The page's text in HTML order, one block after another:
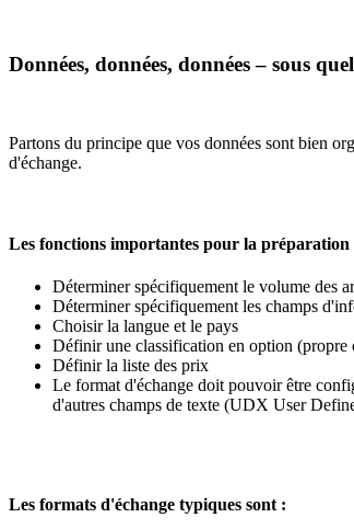
Données, données, données – sous
Partons du principe que vos données sont bien
d'échange.
Les fonctions importantes pour la préparation
Déterminer spécifiquement le volume des
Déterminer spécifiquement les champs
Choisir la langue et le pays
Définir une classification en option
Définir la liste des prix
Le format d'échange doit pouvoir être
d'autres champs de texte (UDX User
Les formats d'échange typiques sont :